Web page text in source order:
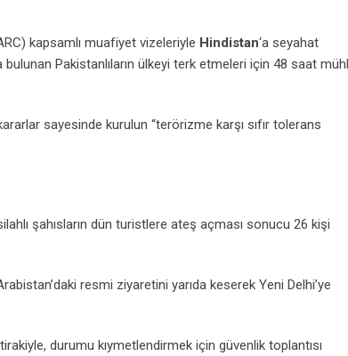
kapsamlı muafiyet vizeleriyle Hindistan‘a seyahat
bulunan Pakistanlıların ülkeyi terk etmeleri için 48 saat
sayesinde kurulun “terörizme karşı sıfır tolerans
şahısların dün turistlere ateş açması sonucu 26 kişi
resmi ziyaretini yarıda keserek Yeni Delhi’ye
durumu kıymetlendirmek için güvenlik toplantısı